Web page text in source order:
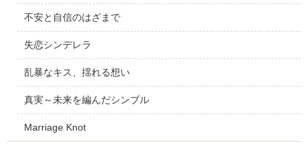
不安と自信のはざまで
失恋シンデレラ
乱暴なキス、揺れる想い
真実～未来を編んだシンブル
Marriage Knot